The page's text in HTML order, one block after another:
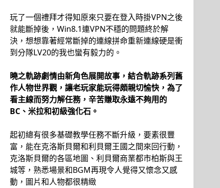
玩了一個禮拜才得知原來只要在登入時掛VPN之後
就能斷掉後，Win8.1連VPN不穩的問題終於解
決，想想靠著經常斷掉的連線拼命重新連線硬是衝
到分隊LV20的我也蠻有毅力的。
曉之軌跡劇情由新角色展開故事，結合軌跡系列舊
作人物世界觀，讓老玩家能玩得頗親切愉快，為了
看主線而努力解任務，辛苦賺取永遠不夠用的
BC、米拉和初級強化石。
起初總有很多基礎教學任務不斷升級，要素很豐
富，能在克洛斯貝爾和利貝爾王國之間來回行動，
克洛斯貝爾的各區地圖、利貝爾商業都市柏斯與王
城等，熟悉場景和BGM再現令人覺得又懷念又感
動，圖片和人物都很精緻